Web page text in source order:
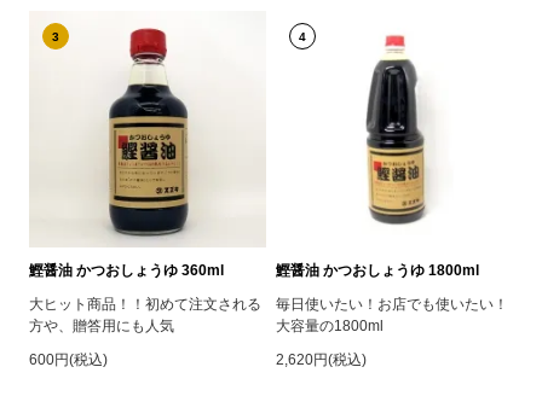
3
鰹醤油 かつおしょうゆ 360ml
大ヒット商品！！初めて注文される
方や、贈答用にも人気
600円(税込)
4
鰹醤油 かつおしょうゆ 1800ml
毎日使いたい！お店でも使いたい！
大容量の1800ml
2,620円(税込)